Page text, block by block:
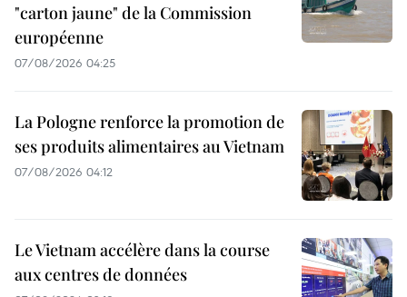
"carton jaune" de la Commission
européenne
07/08/2026 04:25
La Pologne renforce la promotion de
ses produits alimentaires au Vietnam
07/08/2026 04:12
Le Vietnam accélère dans la course
aux centres de données